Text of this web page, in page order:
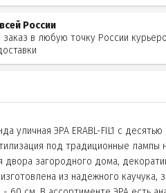
России
в любую точку России
уличная ЭРА ERABL-FIL1 с
под традиционные лампы
загородного дома,
из надежного